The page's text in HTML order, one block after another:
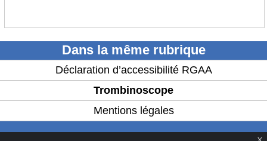
Dans la même rubrique
Déclaration d’accessibilité RGAA
Trombinoscope
Mentions légales